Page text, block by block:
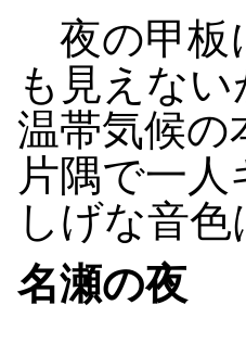
夜の甲板
も見えな
温帯気候の
片隅で一
しげな音
名瀬の夜